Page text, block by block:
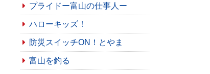
プライドー富山の仕事人ー
ハローキッズ！
防災スイッチON！とやま
富山を釣る